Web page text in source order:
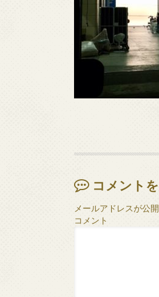
コメント
メールアドレスが公
コメント